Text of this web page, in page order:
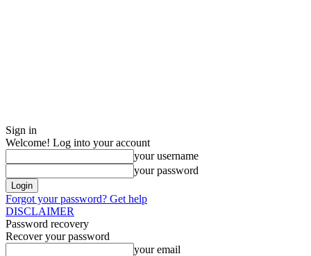
Sign in
Welcome! Log into your account
your username
your password
Forgot your password? Get help
DISCLAIMER
Password recovery
Recover your password
your email